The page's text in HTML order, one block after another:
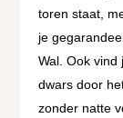
toren staat,
je
Wal. Ook
dwars door
zonder natte